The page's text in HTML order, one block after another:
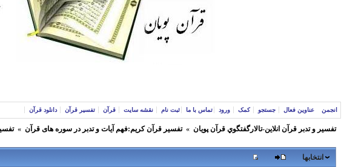
انجمن عناوین فعال جستجو کمک ورود تماس با ما ثبت نام نقشه سایت قرآن تفسیر قرآن دانلود قرآن
تفسير و‌ تدبر قرآن انلاين-تالارگفتگوي قرآن پویان » تفسير قرآن كريم:فهم آيات و تدبر در سوره های قرآن »
انتخابها